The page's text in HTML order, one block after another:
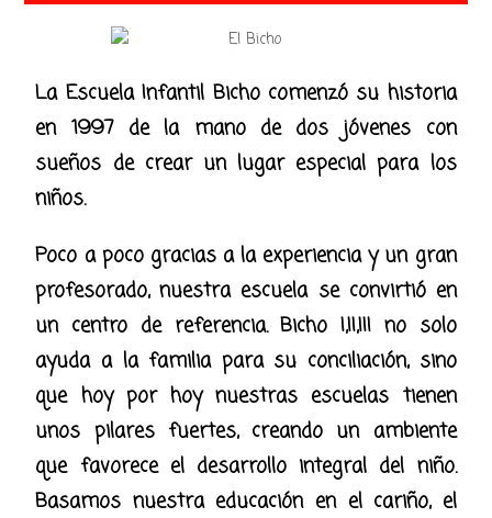
La Escuela Infantil Bicho comenzó su historia
en 1997 de la mano de dos jóvenes con
sueños de crear un lugar especial para los
niños.
Poco a poco gracias a la experiencia y un gran
profesorado, nuestra escuela se convirtió en
un centro de referencia. Bicho I,II,III no solo
ayuda a la familia para su conciliación, sino
que hoy por hoy nuestras escuelas tienen
unos pilares fuertes, creando un ambiente
que favorece el desarrollo integral del niño.
Basamos nuestra educación en el cariño, el